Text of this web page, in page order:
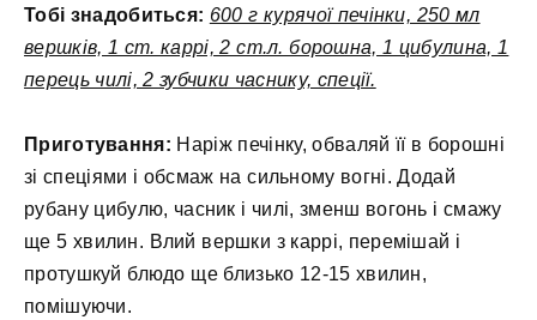
Тобі знадобиться: 600 г курячої печінки, 250 мл
вершків, 1 ст. каррі, 2 ст.л. борошна, 1 цибулина, 1
перець чилі, 2 зубчики часнику, спеції.
Приготування: Наріж печінку, обваляй її в борошні
зі спеціями і обсмаж на сильному вогні. Додай
рубану цибулю, часник і чилі, зменш вогонь і смажу
ще 5 хвилин. Влий вершки з каррі, перемішай і
протушкуй блюдо ще близько 12-15 хвилин,
помішуючи.